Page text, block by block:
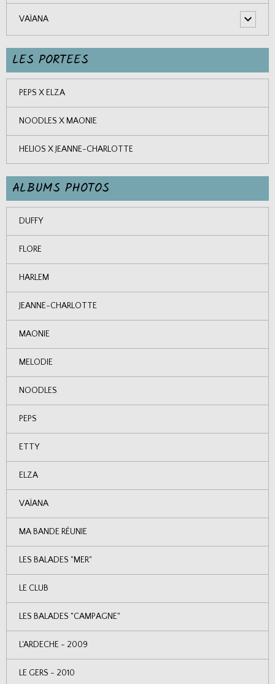
VAÏANA
LES PORTEES
PEPS X ELZA
NOODLES X MAONIE
HELIOS X JEANNE-CHARLOTTE
ALBUMS PHOTOS
DUFFY
FLORE
HARLEM
JEANNE-CHARLOTTE
MAONIE
MELODIE
NOODLES
PEPS
ETTY
ELZA
VAÏANA
MA BANDE RÉUNIE
LES BALADES "MER"
LE CLUB
LES BALADES "CAMPAGNE"
L'ARDECHE - 2009
LE GERS - 2010